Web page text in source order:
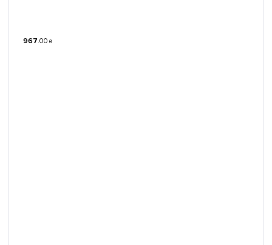
967.00 ₴